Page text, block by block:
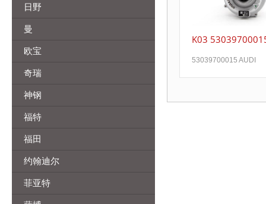
日野
曼
欧宝
奇瑞
神钢
福特
福田
约翰迪尔
菲亚特
K03
53039700015 AUDI